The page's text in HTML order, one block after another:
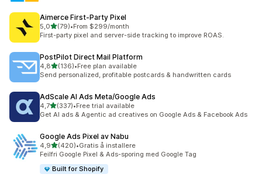
Aimerce First‑Party Pixel
5,0av 5 stjerner
(79)
Totalt 79 omtaler
•From $299/month
First-party pixel and server-side tracking to improve ROAS.
PostPilot Direct Mail Platform
4,8av 5 stjerner
(136)
Totalt 136 omtaler
•Free plan available
Send personalized, profitable postcards & handwritten cards
AdScale AI Ads Meta/Google Ads
4,7av 5 stjerner
(337)
Totalt 337 omtaler
•Free trial available
Get AI ads & Agentic ad creatives on Google Ads & Facebook Ads
Google Ads Pixel av Nabu
4,9av 5 stjerner
(420)
Totalt 420 omtaler
•Gratis å installere
Feilfri Google Pixel & Ads-sporing med Google Tag
Built for Shopify